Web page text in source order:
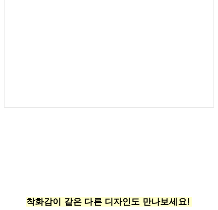
착화감이 같은 다른 디자인도 만나보세요!